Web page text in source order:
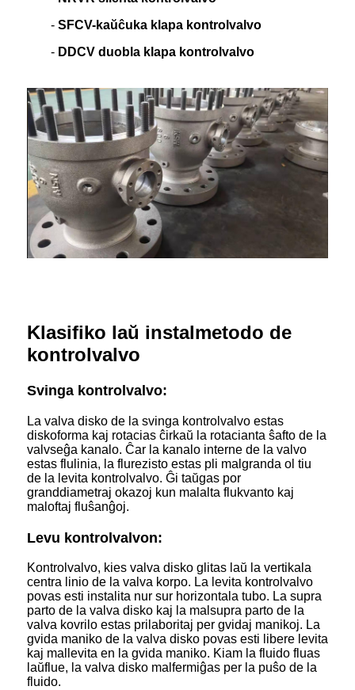
- SFCV-kaŭĉuka klapa kontrolvalvo
- DDCV duobla klapa kontrolvalvo
Klasifiko laŭ instalmetodo de
kontrolvalvo
Svinga kontrolvalvo:
La valva disko de la svinga kontrolvalvo estas
diskoforma kaj rotacias ĉirkaŭ la rotacianta ŝafto de la
valvseĝa kanalo. Ĉar la kanalo interne de la valvo
estas flulinia, la flurezisto estas pli malgranda ol tiu
de la levita kontrolvalvo. Ĝi taŭgas por
granddiametraj okazoj kun malalta flukvanto kaj
maloftaj fluŝanĝoj.
Levu kontrolvalvon:
Kontrolvalvo, kies valva disko glitas laŭ la vertikala
centra linio de la valva korpo. La levita kontrolvalvo
povas esti instalita nur sur horizontala tubo. La supra
parto de la valva disko kaj la malsupra parto de la
valva kovrilo estas prilaboritaj per gvidaj manikoj. La
gvida maniko de la valva disko povas esti libere levita
kaj mallevita en la gvida maniko. Kiam la fluido fluas
laŭflue, la valva disko malfermiĝas per la puŝo de la
fluido.